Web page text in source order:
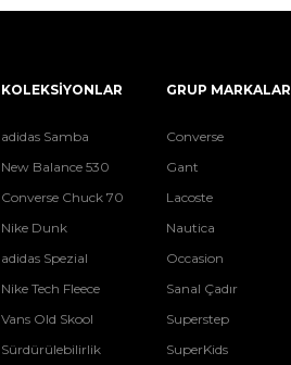
KOLEKSİYONLAR
adidas Samba
New Balance 530
Converse Chuck 70
Nike Dunk
adidas Spezial
Nike Tech Fleece
Vans Old Skool
Sürdürülebilirlik
GRUP MARKALAR
Converse
Gant
Lacoste
Nautica
Occasion
Sanal Çadır
Superstep
SuperKids